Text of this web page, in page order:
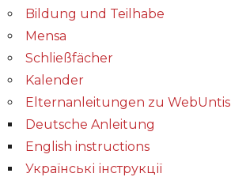
Bildung und Teilhabe
Mensa
Schließfächer
Kalender
Elternanleitungen zu WebUntis
Deutsche Anleitung
English instructions
Українські інструкції